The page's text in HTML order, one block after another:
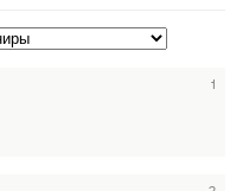
1